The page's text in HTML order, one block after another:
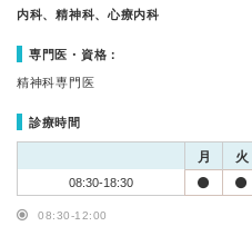
内科、精神科、心療内科
専門医・資格：
精神科専門医
診療時間
月 火
08:30-18:30
08:30-12:00